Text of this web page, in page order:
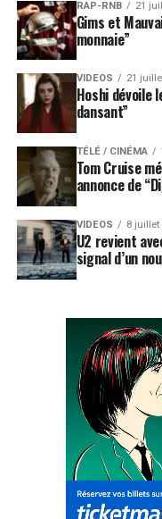
RAP-RNB 21
Gims et
monnaie”
VIDEOS 21
Hoshi dévoile
dansant”
TÉLÉ / CINÉMA
Tom Cruise
annonce de
VIDEOS 8 juillet
U2 revient
signal d’un